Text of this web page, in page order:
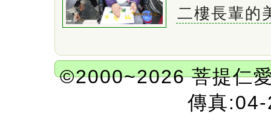
二樓長輩的
©2000~2026 菩提
傳真